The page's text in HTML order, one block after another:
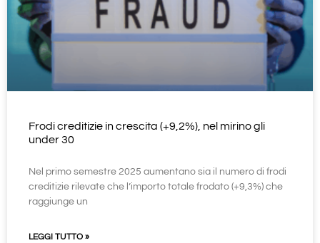
Frodi creditizie in crescita (+9,2%), nel mirino gli
under 30
Nel primo semestre 2025 aumentano sia il numero di frodi
creditizie rilevate che l’importo totale frodato (+9,3%) che
raggiunge un
LEGGI TUTTO »